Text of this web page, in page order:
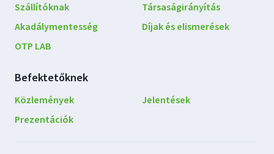
Szállítóknak
Akadálymentesség
OTP LAB
Társaságirányítás
Díjak és elismerések
Befektetőknek
Közlemények
Jelentések
Prezentációk